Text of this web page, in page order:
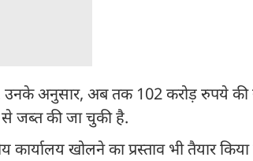
है. उनके अनुसार, अब तक 102 करोड़ रुपये
जब्त की जा चुकी है.
कार्यालय खोलने का प्रस्ताव भी तैयार